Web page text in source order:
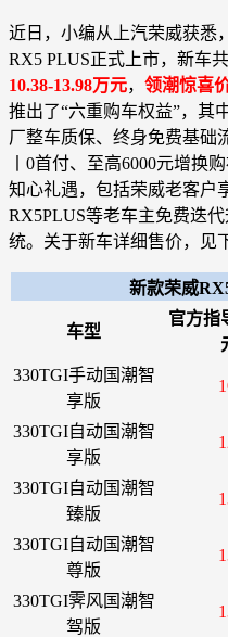
近日，小编从上汽荣威获
RX5 PLUS正式上市，新车
10.38-13.98万元， 领潮惊喜
推出了“六重购车权益”，其
厂整车质保、终身免费基础
丨0首付、至高6000元增换
知心礼遇，包括荣威老客户
RX5PLUS等老车主免费迭
统。关于新车详细售价，见
新款荣威
车型
官方指
330TGI手动国潮智
享版
330TGI自动国潮智
享版
330TGI自动国潮智
臻版
330TGI自动国潮智
尊版
330TGI霁风国潮智
驾版